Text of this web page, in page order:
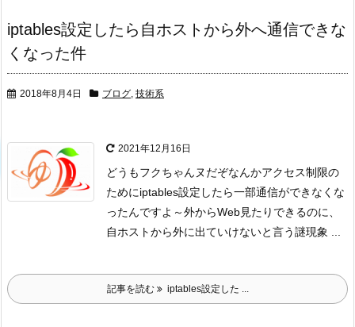
iptables設定したら自ホストから外へ通信できな
くなった件
2018年8月4日 ブログ, 技術系
2021年12月16日
どうもフクちゃんヌだぞなんかアクセス制限の
ためにiptables設定したら一部通信ができなくな
ったんですよ～外からWeb見たりできるのに、
自ホストから外に出ていけないと言う謎現象
記事を読む iptables設定した ...